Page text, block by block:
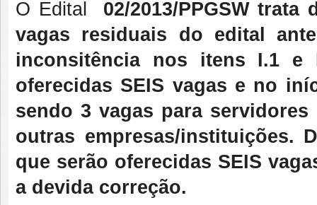
O Edital 02/2013/PPGSW
vagas residuais do edital
inconsitência nos itens I.1
oferecidas SEIS vagas e no
sendo 3 vagas para
outras empresas/instituições.
que serão oferecidas SEIS
a devida correção.